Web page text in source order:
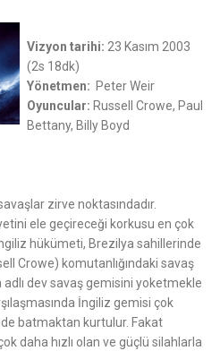
Vizyon tarihi: 23 Kasım 2003
(2s 18dk)
Yönetmen: Peter Weir
Oyuncular: Russell Crowe, Paul
Bettany, Billy Boyd
zirve noktasındadır.
ele geçireceği korkusu en çok
hükümeti, Brezilya sahillerinde
Crowe) komutanlığındaki savaş
adlı dev savaş gemisini yoketmekle
İngiliz gemisi çok
batmaktan kurtulur. Fakat
daha hızlı olan ve güçlü silahlarla